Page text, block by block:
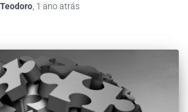
1 anoatrás